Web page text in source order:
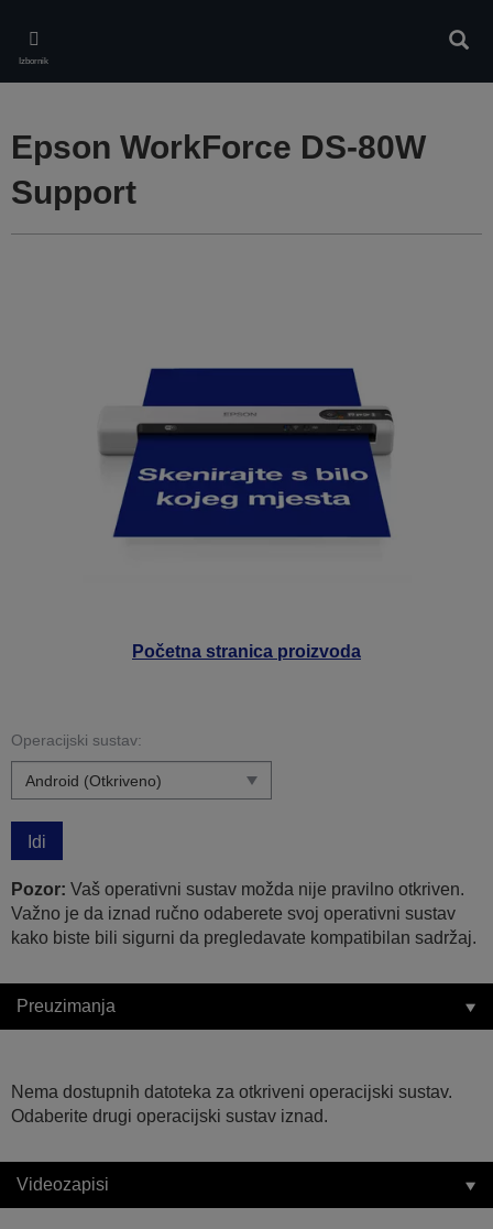
main
content
Izbornik
Početna stranica proizvoda
Epson WorkForce DS-80W
Support
Operacijski sustav:
Idi
Pozor: Vaš operativni sustav možda nije pravilno otkriven.
Važno je da iznad ručno odaberete svoj operativni sustav
kako biste bili sigurni da pregledavate kompatibilan sadržaj.
Preuzimanja
Nema dostupnih datoteka za otkriveni operacijski sustav.
Odaberite drugi operacijski sustav iznad.
Videozapisi